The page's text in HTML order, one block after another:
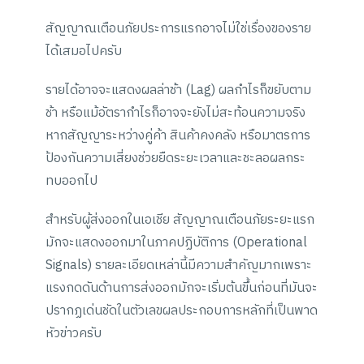
สัญญาณเตือนภัยประการแรกอาจไม่ใช่เรื่องของราย
ได้เสมอไปครับ
รายได้อาจจะแสดงผลล่าช้า (Lag) ผลกำไรก็ขยับตาม
ช้า หรือแม้อัตรากำไรก็อาจจะยังไม่สะท้อนความจริง
หากสัญญาระหว่างคู่ค้า สินค้าคงคลัง หรือมาตรการ
ป้องกันความเสี่ยงช่วยยืดระยะเวลาและชะลอผลกระ
ทบออกไป
สำหรับผู้ส่งออกในเอเชีย สัญญาณเตือนภัยระยะแรก
มักจะแสดงออกมาในภาคปฏิบัติการ (Operational
Signals) รายละเอียดเหล่านี้มีความสำคัญมากเพราะ
แรงกดดันด้านการส่งออกมักจะเริ่มต้นขึ้นก่อนที่มันจะ
ปรากฏเด่นชัดในตัวเลขผลประกอบการหลักที่เป็นพาด
หัวข่าวครับ